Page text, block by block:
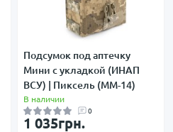
Подсумок под аптечку
Мини с укладкой (ИНАП
ВСУ) | Пиксель (ММ-14)
В наличии
0
1 035грн.